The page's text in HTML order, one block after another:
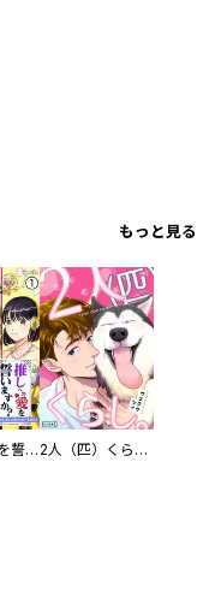
もっと見る
推しへの愛を誓いますか？～アラサー女子、推しは逃げぬが人生逃げる～ 2人（匹）くらし。